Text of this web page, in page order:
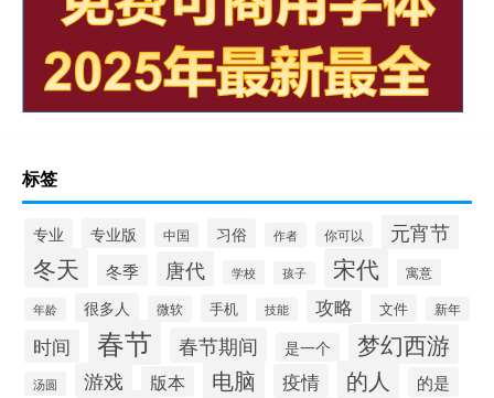
标签
专业 专业版 中国 习俗 作者 你可以 元宵节
冬天 冬季 唐代 学校 孩子 宋代 寓意
年龄 很多人 微软 手机 技能 攻略 文件 新年
时间 春节 春节期间 是一个 梦幻西游
汤圆 游戏 版本 电脑 疫情 的人 的是